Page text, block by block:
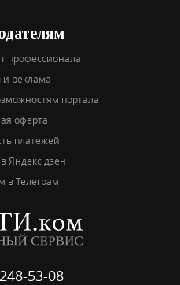
профессионала
и реклама
портала
оферта
платежей
Яндекс дзен
в Телеграм
53-08